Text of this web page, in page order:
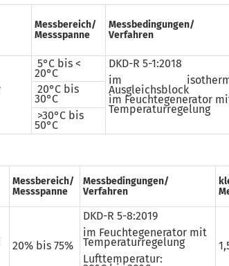
Messbereich/
Messspanne
Messbedingungen/
Verfahren
5°C bis <
20°C
DKD-R 5-1:2018
im
Ausgleichsblock
im Feuchtegenerator
Temperaturregelung
20°C bis
30°C
>30°C bis
50°C
Messbereich/
Messspanne
Messbedingungen/
Verfahren
20% bis 75%
DKD-R 5-8:2019
im Feuchtegenerator mit
Temperaturregelung
Lufttemperatur: